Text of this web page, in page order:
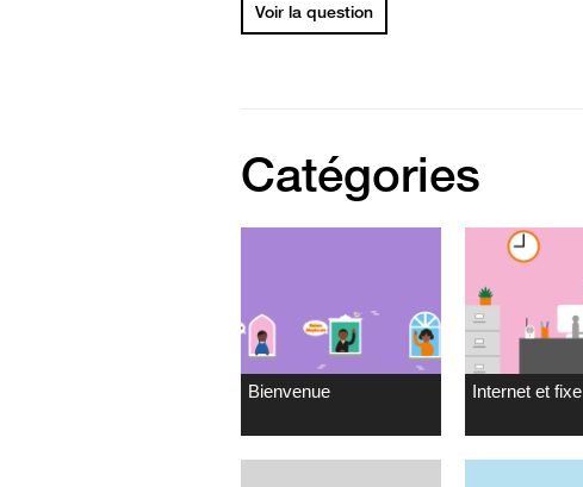
Voir la question
Catégories
Bienvenue Internet et fixe